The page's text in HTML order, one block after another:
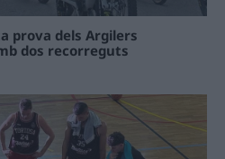
prova dels Argilers
dos recorreguts